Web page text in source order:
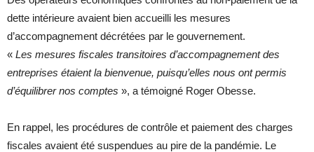
dette intérieure avaient bien accueilli les mesures
d’accompagnement décrétées par le gouvernement.
« Les mesures fiscales transitoires d’accompagnement des
entreprises étaient la bienvenue, puisqu’elles nous ont permis
d’équilibrer nos comptes », a témoigné Roger Obesse.
En rappel, les procédures de contrôle et paiement des charges
fiscales avaient été suspendues au pire de la pandémie. Le